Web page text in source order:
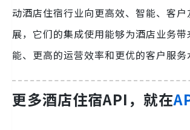
动酒店住宿行业向更高效、智能、客
展，它们的集成使用能够为酒店业务
能、更高的运营效率和更优的客户服务
更多酒店住宿API，就在